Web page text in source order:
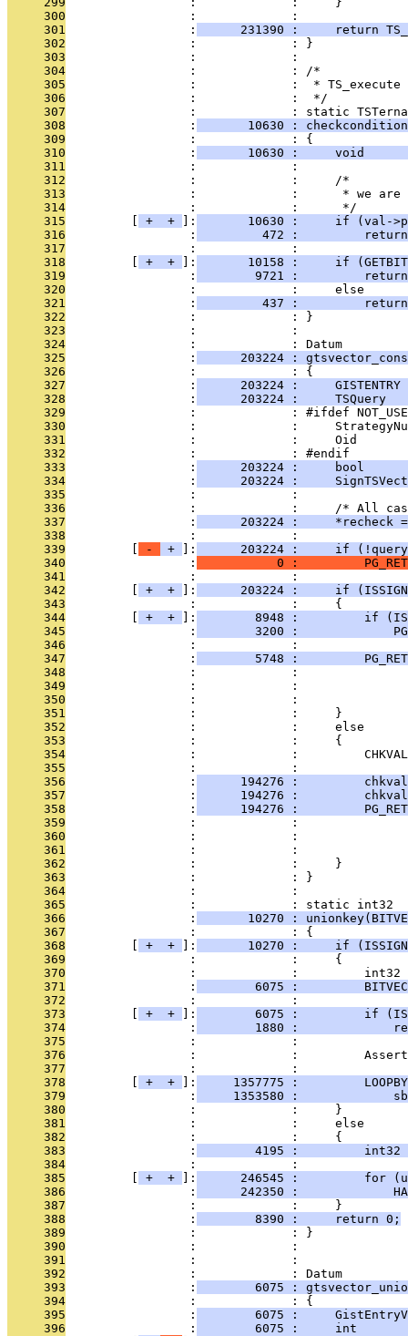
     300
                 :             :
     301
                 :
231390 :     return
     302
                 :             : }
     303
                 :             :
     304
                 :             : /*
     305
:             :  *
     306
                 :             :  */
     307
:             : static
     308
                 :
10630 :
     309
                 :             : {
     310
                 :
10630 :     void
     311
                 :             :
     312
                 :             :     /*
     313
:             :      * we
     314
                 :             :      */
     315
+ + ]:
10630 :     if (val-
     316
                 :
472 :
     317
                 :             :
     318
+ + ]:
10158 :     if
     319
                 :
9721 :
     320
                 :             :     else
     321
                 :
437 :
     322
                 :             : }
     323
                 :             :
     324
                 :             : Datum
     325
                 :
203224 :
     326
                 :             : {
     327
                 :
203224 :     GISTENTRY
     328
                 :
203224 :     TSQuery
     329
:             : #ifdef
     330
:             :
     331
:             :     Oid
     332
                 :             : #endif
     333
                 :
203224 :     bool
     334
                 :
203224 :
     335
                 :             :
     336
:             :     /* All
     337
                 :
203224 :     *recheck
     338
                 :             :
     339
- + ]:
203224 :     if
     340
                 :
0 :
     341
                 :             :
     342
+ + ]:
203224 :     if
     343
                 :             :     {
     344
+ + ]:
8948 :         if
     345
                 :
3200 :
     346
                 :             :
     347
                 :
5748 :
     348
:             :
     349
:             :
     350
:             :
     351
                 :             :     }
     352
                 :             :     else
     353
:             :     {
     354
:             :
     355
                 :             :
     356
                 :
194276 :
     357
                 :
194276 :
     358
                 :
194276 :
     359
:             :
     360
:             :
     361
:             :
     362
                 :             :     }
     363
                 :             : }
     364
                 :             :
     365
                 :             : static int32
     366
                 :
10270 :
     367
                 :             : {
     368
+ + ]:
10270 :     if
     369
                 :             :     {
     370
:             :         int32
     371
                 :
6075 :
     372
                 :             :
     373
+ + ]:
6075 :         if
     374
                 :
1880 :
     375
                 :             :
     376
:             :
     377
                 :             :
     378
+ + ]:
1357775 :
     379
                 :
1353580 :
     380
                 :             :     }
     381
                 :             :     else
     382
                 :             :     {
     383
                 :
4195 :         int32
     384
                 :             :
     385
+ + ]:
246545 :         for
     386
                 :
242350 :
     387
                 :             :     }
     388
                 :
        8390 :     return 0;
     389
                 :             : }
     390
                 :             :
     391
                 :             :
     392
                 :             : Datum
     393
                 :
6075 :
     394
                 :             : {
     395
                 :
6075 :
     396
                 :
6075 :     int